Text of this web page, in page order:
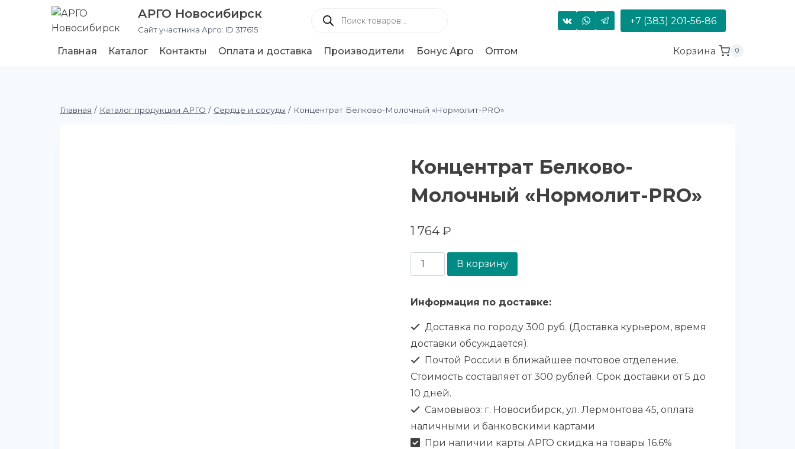
АРГО Новосибирск
Сайт участника Арго: ID 317615
+7 (383) 201-56-86
Главная Каталог Контакты Оплата и доставка Производители Бонус Арго Оптом Корзина 0
Главная / Каталог продукции АРГО / Сердце и сосуды / Концентрат Белково-Молочный «Нормолит-PRO»
Концентрат Белково-
Молочный «Нормолит-PRO»
1 764 ₽
В корзину
Информация по доставке:
Доставка по городу 300 руб. (Доставка курьером, время
доставки обсуждается).
Почтой России в ближайшее почтовое отделение.
Стоимость составляет от 300 рублей. Срок доставки от 5 до
10 дней.
Самовывоз: г. Новосибирск, ул. Лермонтова 45, оплата
наличными и банковскими картами
При наличии карты АРГО скидка на товары 16.6%